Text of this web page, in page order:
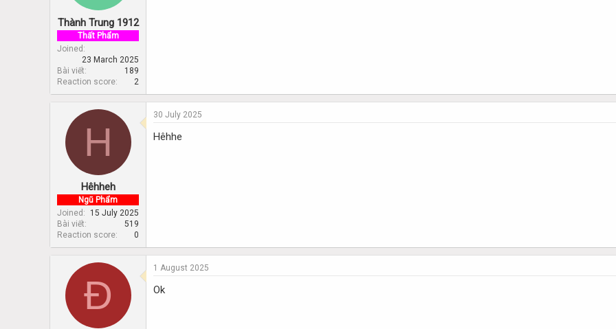
Thành Trung 1912
Thất Phẩm
Joined
23 March 2025
Bài viết
189
Reaction score
2
H
Hêhheh
Ngũ Phẩm
Joined
15 July 2025
Bài viết
519
Reaction score
0
30 July 2025
Hêhhe
Đ
1 August 2025
Ok